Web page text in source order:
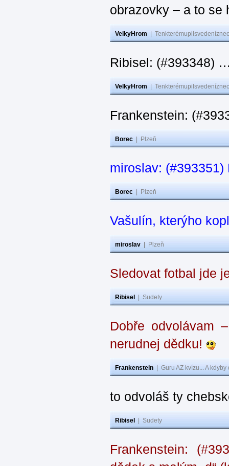
obrazovky – a to
VelkyHrom
Ribisel: (#393348)
VelkyHrom
Frankenstein:
Borec Plzeň
miroslav:
Borec Plzeň
Vašulín, kterýho
miroslav Plzeň
Sledovat fotbal jde
Ribisel Sudety
Dobře odvolávam
nerudnej dědku!
Frankenstein Guru AZ kvízu... A
to odvoláš ty
Ribisel Sudety
Frankenstein: